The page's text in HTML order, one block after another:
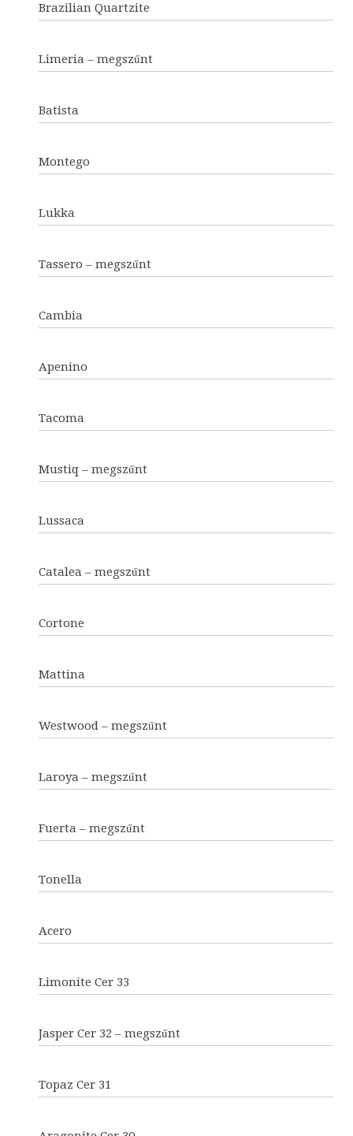
Brazilian Quartzite
Limeria – megszűnt
Batista
Montego
Lukka
Tassero – megszűnt
Cambia
Apenino
Tacoma
Mustiq – megszűnt
Lussaca
Catalea – megszűnt
Cortone
Mattina
Westwood – megszűnt
Laroya – megszűnt
Fuerta – megszűnt
Tonella
Acero
Limonite Cer 33
Jasper Cer 32 – megszűnt
Topaz Cer 31